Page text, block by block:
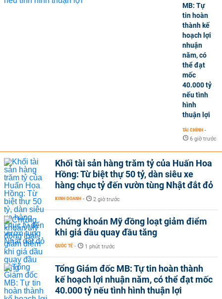
MB: Tự
tin hoàn
thành kế
hoạch lợi
nhuận
năm, có
thể đạt
mốc
40.000 tỷ
nếu tình
hình
thuận lợi
TÀI CHÍNH -
6 giờ trước
Khối tài sản hàng trăm tỷ của Huấn Hoa
Hồng: Từ biệt thự 50 tỷ, dàn siêu xe
hàng chục tỷ đến vườn tùng Nhật đắt đỏ
KINH DOANH - 2 giờ trước
Chứng khoán Mỹ đồng loạt giảm điểm
khi giá dầu quay đầu tăng
QUỐC TẾ - 1 phút trước
Tổng Giám đốc MB: Tự tin hoàn thành
kế hoạch lợi nhuận năm, có thể đạt mốc
40.000 tỷ nếu tình hình thuận lợi